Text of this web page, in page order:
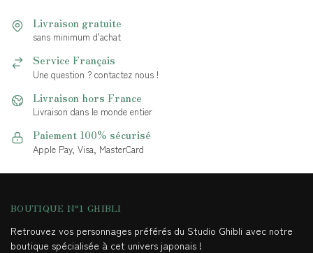
Livraison gratuite
sans minimum d'achat
Service Français
Une question ? contactez nous !
Livraison hors France
Livraison dans le monde entier
Paiement 100% sécurisé
Apple Pay, Visa, MasterCard
BOUTIQUE N°1 GHIBLI
Retrouvez vos personnages préférés du Studio Ghibli avec notre
boutique spécialisée à cet univers japonais !